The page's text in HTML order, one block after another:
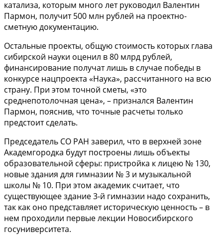
катализа, которым много лет руководил Валентин
Пармон, получит 500 млн рублей на проектно-
сметную документацию.
Остальные проекты, общую стоимость которых глава
сибирской науки оценил в 80 млрд рублей,
финансирование получат лишь в случае победы в
конкурсе нацпроекта «Наука», рассчитанного на всю
страну. При этом точной сметы, «это
среднепотолочная цена», – признался Валентин
Пармон, пояснив, что точные расчеты только
предстоит сделать.
Председатель СО РАН заверил, что в верхней зоне
Академгородка будут построены лишь объекты
образовательной сферы: пристройка к лицею № 130,
новые здания для гимназии № 3 и музыкальной
школы № 10. При этом академик считает, что
существующее здание 3-й гимназии надо сохранить,
так как оно представляет историческую ценность – в
нем проходили первые лекции Новосибирского
госуниверситета.